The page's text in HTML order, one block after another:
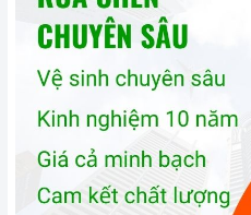
sản phẩm.
Vận chuyển lắp đặt nhanh
nhân viên và kỹ thuật viên
hành cùng quý khách trong
sản phẩm.